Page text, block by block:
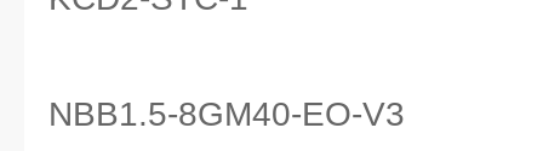
NBB1.5-8GM40-EO-V3